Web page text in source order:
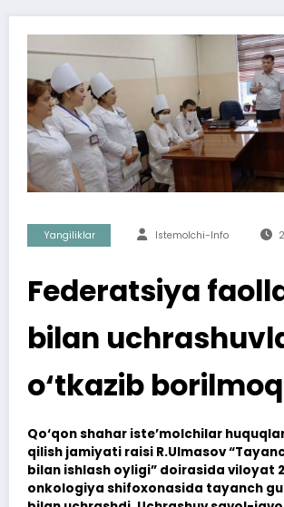
Yangiliklar Istemolchi-Info
Federatsiya
bilan
o‘tkazib
Qo‘qon shahar iste’molchilar
qilish jamiyati raisi R.Ulmasov
bilan ishlash oyligi” doirasida viloyat
onkologiya shifoxonasida tayanch